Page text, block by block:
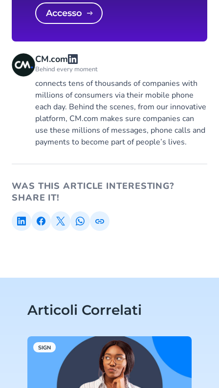
Accesso
CM.com
Behind every moment
connects tens of thousands of companies with
millions of consumers via their mobile phone
each day. Behind the scenes, from our innovative
platform, CM.com makes sure companies can
use these millions of messages, phone calls and
payments to become part of people’s lives.
WAS THIS ARTICLE INTERESTING?
SHARE IT!
Articoli Correlati
SIGN